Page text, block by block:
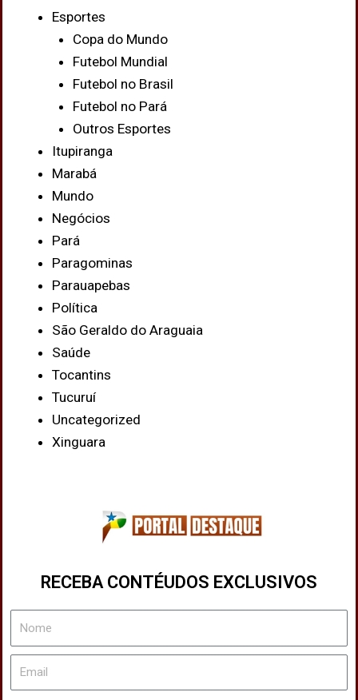
Esportes
Copa do Mundo
Futebol Mundial
Futebol no Brasil
Futebol no Pará
Outros Esportes
Itupiranga
Marabá
Mundo
Negócios
Pará
Paragominas
Parauapebas
Política
São Geraldo do Araguaia
Saúde
Tocantins
Tucuruí
Uncategorized
Xinguara
RECEBA CONTÉUDOS EXCLUSIVOS
Nome
Email